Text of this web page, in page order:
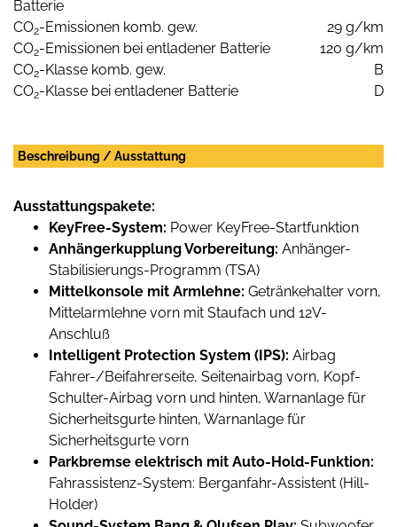
Batterie
CO2-Emissionen komb. gew.
29 g/km
CO2-Emissionen bei entladener Batterie
120 g/km
CO2-Klasse komb. gew.
B
CO2-Klasse bei entladener Batterie D
Beschreibung / Ausstattung
Ausstattungspakete:
KeyFree-System: Power KeyFree-Startfunktion
Anhängerkupplung Vorbereitung: Anhänger-
Stabilisierungs-Programm (TSA)
Mittelkonsole mit Armlehne: Getränkehalter vorn,
Mittelarmlehne vorn mit Staufach und 12V-
Anschluß
Intelligent Protection System (IPS): Airbag
Fahrer-/Beifahrerseite, Seitenairbag vorn, Kopf-
Schulter-Airbag vorn und hinten, Warnanlage für
Sicherheitsgurte hinten, Warnanlage für
Sicherheitsgurte vorn
Parkbremse elektrisch mit Auto-Hold-Funktion:
Fahrassistenz-System: Berganfahr-Assistent (Hill-
Holder)